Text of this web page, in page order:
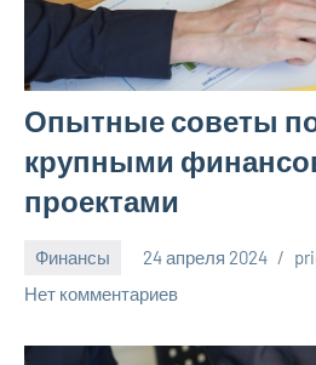
Опытные советы
крупными
проектами
Финансы 24 апреля 2024
Нет комментариев